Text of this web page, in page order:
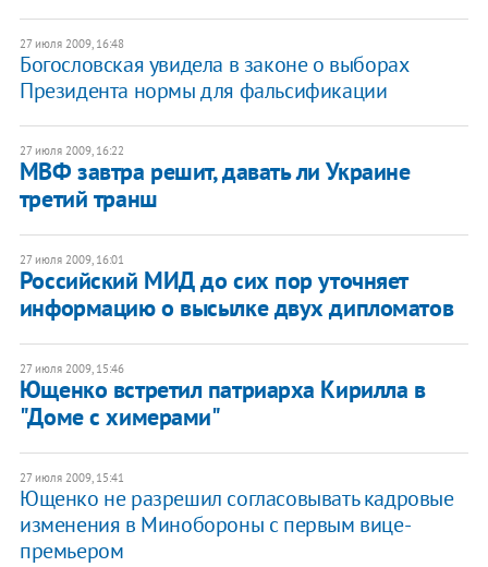
27 июля 2009, 16:48
Богословская увидела в законе о выборах
Президента нормы для фальсификации
27 июля 2009, 16:22
МВФ завтра решит, давать ли Украине
третий транш
27 июля 2009, 16:01
Российский МИД до сих пор уточняет
информацию о высылке двух дипломатов
27 июля 2009, 15:46
Ющенко встретил патриарха Кирилла в
"Доме с химерами"
27 июля 2009, 15:41
Ющенко не разрешил согласовывать кадровые
изменения в Минобороны с первым вице-
премьером